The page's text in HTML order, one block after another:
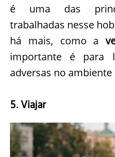
é uma das
trabalhadas nesse
há mais, como a
importante é para
adversas no
5. Viajar